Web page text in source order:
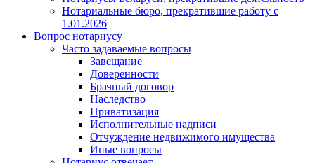
Нотариальные бюро, прекратившие работу с
1.01.2026
Вопрос нотариусу
Часто задаваемые вопросы
Завещание
Доверенности
Брачный договор
Наследство
Приватизация
Исполнительные надписи
Отчуждение недвижимого имущества
Иные вопросы